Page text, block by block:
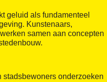
geluid als fundamenteel
Kunstenaars,
samen aan concepten
onderzoeken